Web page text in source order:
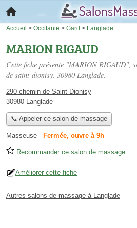
Accueil > Occitanie > Gard > Langlade
MARION RIGAUD
Cette fiche présente "MARION RIGAUD",
de saint-dionisy, 30980 Langlade.
290 chemin de Saint-Dionisy
30980 Langlade
📞 Appeler ce salon de massage
Masseuse - Fermée, ouvre à 9h
Recommander ce salon de massage
Améliorer cette fiche
Autres salons de massage à Langlade